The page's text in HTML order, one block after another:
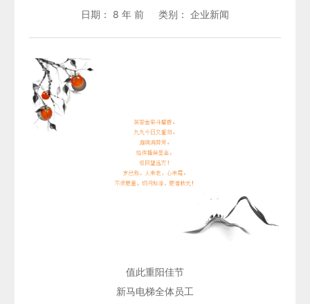
日期： 8 年 前 类别： 企业新闻
值此重阳佳节
新马电梯全体员工